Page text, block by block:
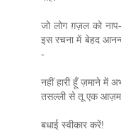
जो लोग ग़ज़ल को
इस रचना में बेहद
-
नहीं हारी हूँ ज़माने में
तसल्ली से तू एक
बधाई स्वीकार करें!